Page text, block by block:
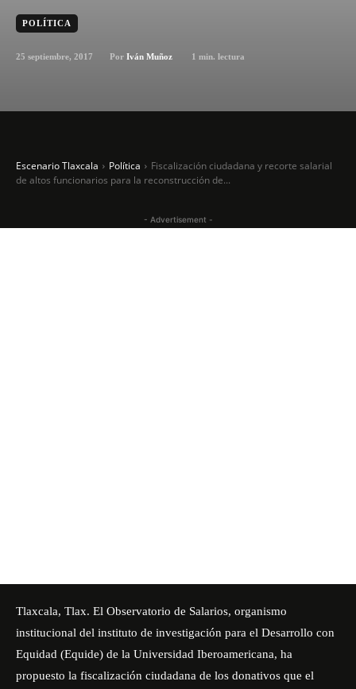
POLÍTICA
25 septiembre, 2017 Por Iván Muñoz 1 min. lectura
Escenario Tlaxcala Política
Fiscalización ciudadana y recorte salarial
de altos funcionarios para la reconstrucción de...
- Advertisement -
Tlaxcala, Tlax. El Observatorio de Salarios, organismo
institucional del instituto de investigación para el Desarrollo con
Equidad (Equide) de la Universidad Iberoamericana, ha
propuesto la fiscalización ciudadana de los donativos que el